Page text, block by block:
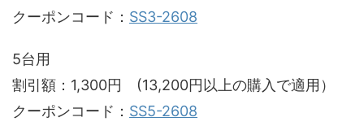
クーポンコード： SS3-2608
5台用
割引額：1,300円 (13,200円以上の購入で適用）
クーポンコード： SS5-2608